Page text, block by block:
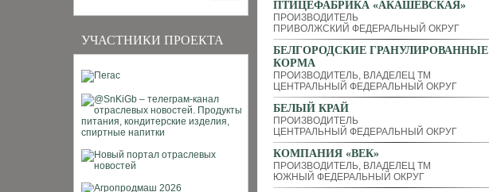
УЧАСТНИКИ ПРОЕКТА
ПТИЦЕФАБРИКА «АКАШЕВСКАЯ»
ПРОИЗВОДИТЕЛЬ
ПРИВОЛЖСКИЙ ФЕДЕРАЛЬНЫЙ ОКРУГ
БЕЛГОРОДСКИЕ ГРАНУЛИРОВАННЫЕ
КОРМА
ПРОИЗВОДИТЕЛЬ, ВЛАДЕЛЕЦ ТМ
ЦЕНТРАЛЬНЫЙ ФЕДЕРАЛЬНЫЙ ОКРУГ
БЕЛЫЙ КРАЙ
ПРОИЗВОДИТЕЛЬ
ЦЕНТРАЛЬНЫЙ ФЕДЕРАЛЬНЫЙ ОКРУГ
КОМПАНИЯ «ВЕК»
ПРОИЗВОДИТЕЛЬ, ВЛАДЕЛЕЦ ТМ
ЮЖНЫЙ ФЕДЕРАЛЬНЫЙ ОКРУГ